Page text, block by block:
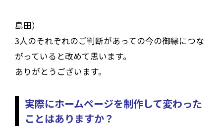
島田）
3人のそれぞれのご判断があっての今の御縁につな
がっていると改めて思います。
ありがとうございます。
実際にホームページを制作して変わった
ことはありますか？